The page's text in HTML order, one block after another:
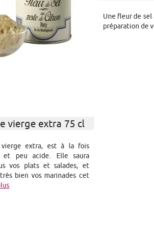
Une fleur de
préparation de
vierge extra 75 cl
vierge extra, est à la fois
et peu acide. Elle saura
vos plats et salades, et
bien vos marinades cet